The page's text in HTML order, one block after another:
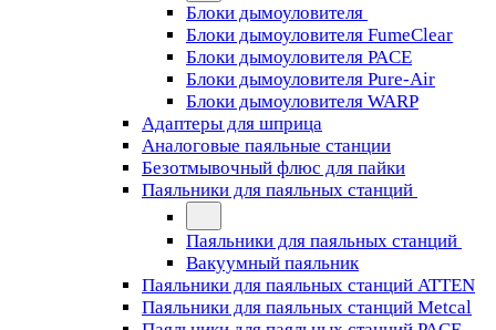
Блоки дымоуловителя
Блоки дымоуловителя FumeClear
Блоки дымоуловителя PACE
Блоки дымоуловителя Pure-Air
Блоки дымоуловителя WARP
Адаптеры для шприца
Аналоговые паяльные станции
Безотмывочный флюс для пайки
Паяльники для паяльных станций
Паяльники для паяльных станций
Вакуумный паяльник
Паяльники для паяльных станций ATTEN
Паяльники для паяльных станций Metcal